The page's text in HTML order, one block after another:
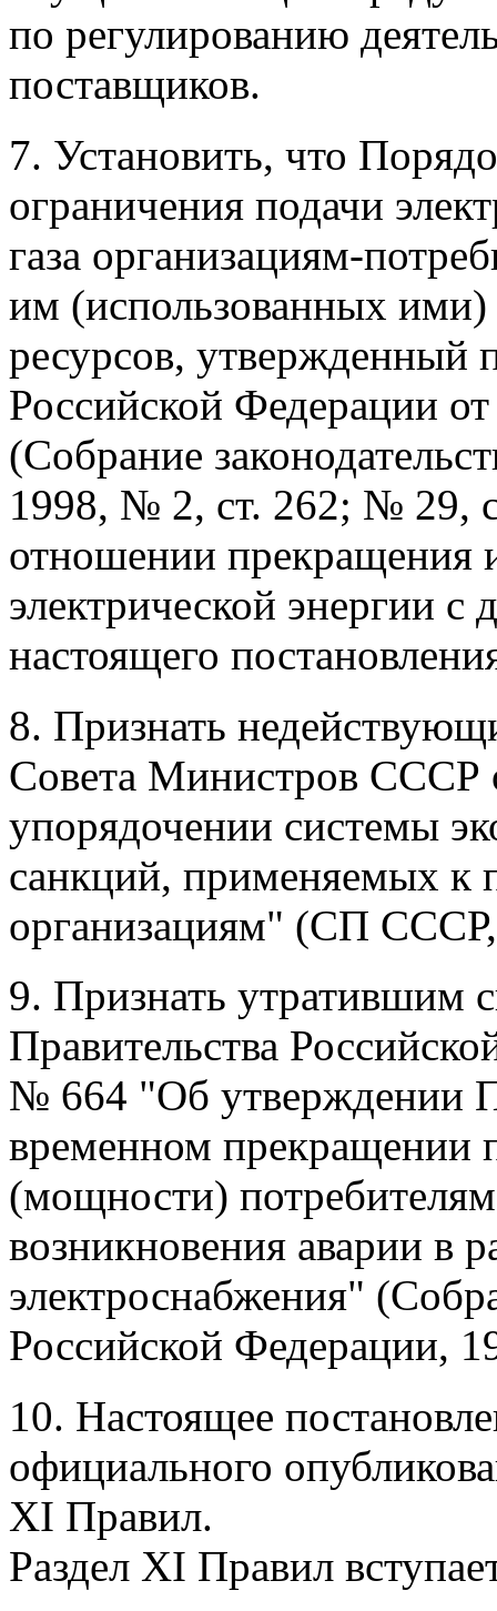
по регулированию
поставщиков.
7. Установить, что
ограничения подачи
газа организациям-
им (использованных ими)
ресурсов, утвержденный
Российской Федерации
(Собрание
1998, № 2, ст. 262; № 29,
отношении прекращения
электрической энергии с
настоящего
8. Признать
Совета Министров
упорядочении системы
санкций, применяемых к
организациям" (СП
9. Признать утратившим
Правительства
№ 664 "Об утверждении
временном прекращении
(мощности)
возникновения аварии в
электроснабжения"
Российской Федерации,
10. Настоящее
официального
XI Правил.
Раздел XI Правил